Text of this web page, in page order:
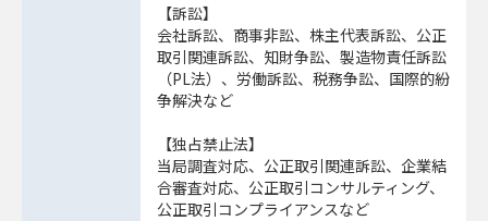
【訴訟】
会社訴訟、商事非訟、株主代表訴訟、公正
取引関連訴訟、知財争訟、製造物責任訴訟
（PL法）、労働訴訟、税務争訟、国際的紛
争解決など
【独占禁止法】
当局調査対応、公正取引関連訴訟、企業結
合審査対応、公正取引コンサルティング、
公正取引コンプライアンスなど